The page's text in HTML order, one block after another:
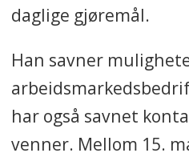
daglige gjøremål.
Han savner
har også savnet
venner. Mellom 15.